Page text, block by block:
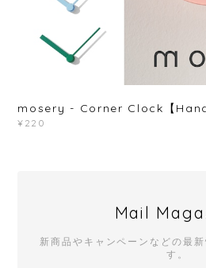
mosery - Corner Clock【
¥220
Mail
新商品やキャンペーンなどの最
す。